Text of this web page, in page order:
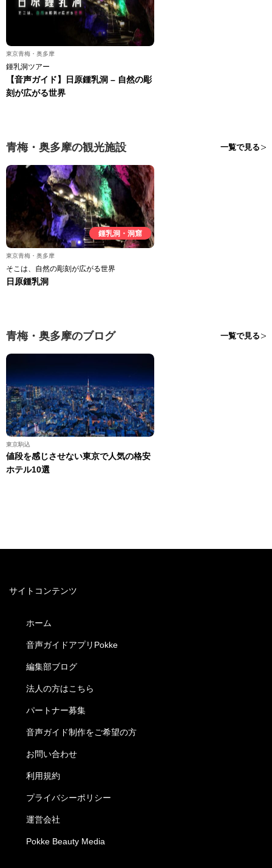
東京青梅・奥多摩
鍾乳洞ツアー
【音声ガイド】日原鍾乳洞 – 自然の彫
刻が広がる世界
青梅・奥多摩の観光施設 一覧で見る
鍾乳洞・洞窟
東京青梅・奥多摩
そこは、自然の彫刻が広がる世界
日原鍾乳洞
青梅・奥多摩のブログ 一覧で見る
東京駒込
値段を感じさせない東京で人気の格安
ホテル10選
サイトコンテンツ
ホーム
音声ガイドアプリPokke
編集部ブログ
法人の方はこちら
パートナー募集
音声ガイド制作をご希望の方
お問い合わせ
利用規約
プライバシーポリシー
運営会社
Pokke Beauty Media